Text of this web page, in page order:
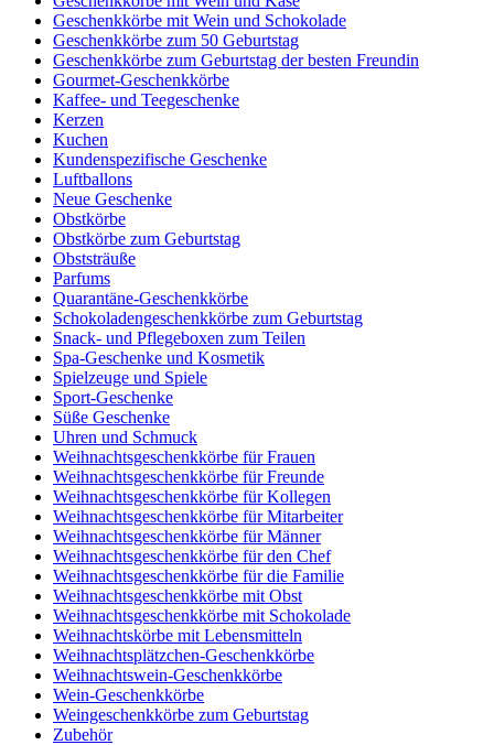
Geschenkkörbe mit Wein und Schokolade
Geschenkkörbe zum 50 Geburtstag
Geschenkkörbe zum Geburtstag der besten Freundin
Gourmet-Geschenkkörbe
Kaffee- und Teegeschenke
Kerzen
Kuchen
Kundenspezifische Geschenke
Luftballons
Neue Geschenke
Obstkörbe
Obstkörbe zum Geburtstag
Obststräuße
Parfums
Quarantäne-Geschenkkörbe
Schokoladengeschenkkörbe zum Geburtstag
Snack- und Pflegeboxen zum Teilen
Spa-Geschenke und Kosmetik
Spielzeuge und Spiele
Sport-Geschenke
Süße Geschenke
Uhren und Schmuck
Weihnachtsgeschenkkörbe für Frauen
Weihnachtsgeschenkkörbe für Freunde
Weihnachtsgeschenkkörbe für Kollegen
Weihnachtsgeschenkkörbe für Mitarbeiter
Weihnachtsgeschenkkörbe für Männer
Weihnachtsgeschenkkörbe für den Chef
Weihnachtsgeschenkkörbe für die Familie
Weihnachtsgeschenkkörbe mit Obst
Weihnachtsgeschenkkörbe mit Schokolade
Weihnachtskörbe mit Lebensmitteln
Weihnachtsplätzchen-Geschenkkörbe
Weihnachtswein-Geschenkkörbe
Wein-Geschenkkörbe
Weingeschenkkörbe zum Geburtstag
Zubehör